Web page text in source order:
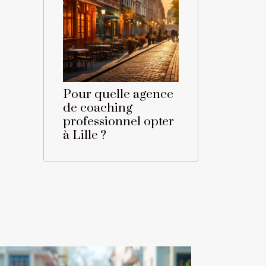
Pour quelle agence
de coaching
professionnel opter
à Lille ?